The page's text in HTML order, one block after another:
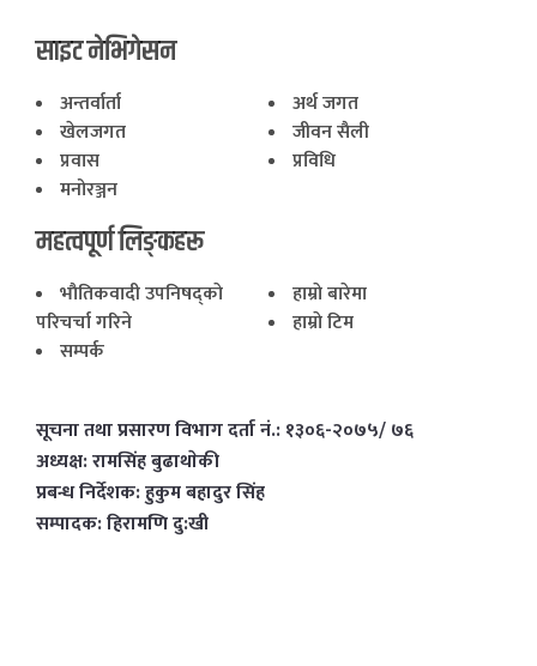
साइट नेभिगेसन
अन्तर्वार्ता
अर्थ जगत
खेलजगत
जीवन सैली
प्रवास
प्रविधि
मनोरञ्जन
महत्वपूर्ण लिङ्कहरू
भाैतिकवादी उपनिषद्काे
परिचर्चा गरिने
हाम्राे बारेमा
हाम्राे टिम
सम्पर्क
सूचना तथा प्रसारण विभाग दर्ता नं.: १३०६-२०७५/ ७६
अध्यक्ष: रामसिंह बुढाथाेकी
प्रबन्ध निर्देशक: हुकुम बहादुर सिंह
सम्पादक: हिरामणि दु:खी